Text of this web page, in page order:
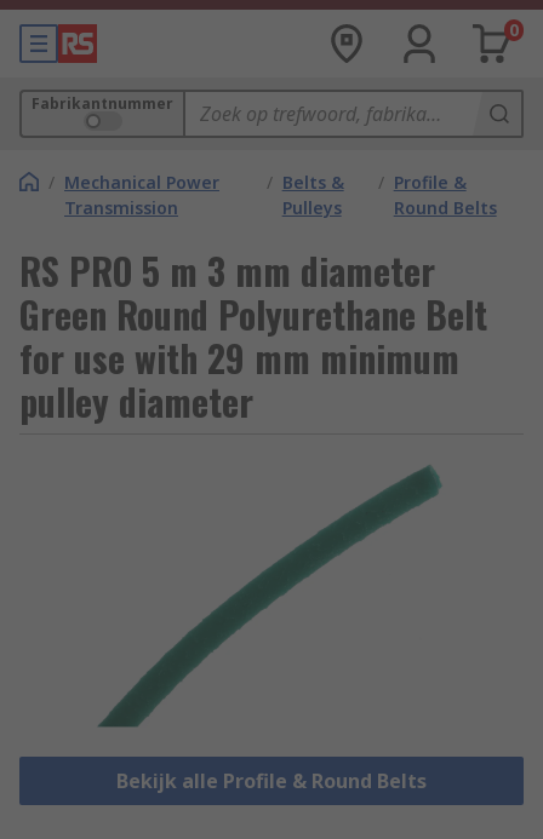
0
Fabrikantnummer
/ Mechanical Power
Transmission
/ Belts &
Pulleys
/ Profile &
Round Belts
RS PRO 5 m 3 mm diameter
Green Round Polyurethane Belt
for use with 29 mm minimum
pulley diameter
Bekijk alle Profile & Round Belts